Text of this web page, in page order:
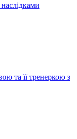
та її тренеркою з